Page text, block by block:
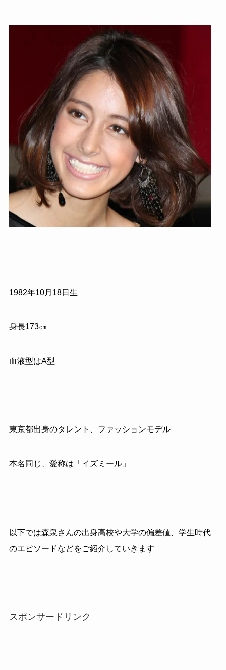
1982年10月 18日生
身長173㎝
血液型はA型
東京都出身のタレント、ファッションモデル
本名同じ、愛称は「イズミール」
以下では森泉さんの出身高校や大学の偏差値、学生時代
のエピソードなどをご紹介していきます
スポンサードリンク